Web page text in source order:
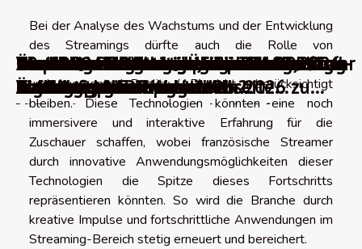
Bei der Analyse des Wachstums und der Entwicklung
des Streamings dürfte auch die Rolle von
technologischen Neuerungen wie Virtual Reality (VR)
und Augmented Reality (AR) nicht unberücksichtigt
bleiben. Diese Technologien könnten eine noch
immersivere und interaktive Erfahrung für die
Zuschauer schaffen, wobei französische Streamer
durch innovative Anwendungsmöglichkeiten dieser
Technologien die Spitze dieses Fortschritts
repräsentieren könnten. So wird die Branche durch
kreative Impulse und fortschrittliche Anwendungen im
Streaming-Bereich stetig erneuert und bereichert.
WordPress-Migrationsplugins
Über 100 Punkte zur Überprüfung, um Ihr
digitales Marketing im Jahr 2026 zu
verbessern
0 wichtige Blogtrends für das Jahr 2026
The best AI video generators in 2026
translates to Die besten KI-
Videogeneratoren im Jahr 2026 in
German.
WordPress-Fehler beheben: Wie löst man
die häufigsten Probleme?
Die besten Werkzeuge, um über
Änderungen auf einer Webseite
informiert zu werden
Absolute oder relative URLs: Welche
Struktur sollte man wählen?
Die 10 besten kostenlosen
Videokomprimierungstools
10 praktische Werkzeuge zur Auswahl
einer guten Farbpalette
Die 10 besten französischen Webhosting-
Anbieter
Die besten Werkzeuge für effektive
Landingpages
Kostenlose Alternativen für Grafikdesign-
Software